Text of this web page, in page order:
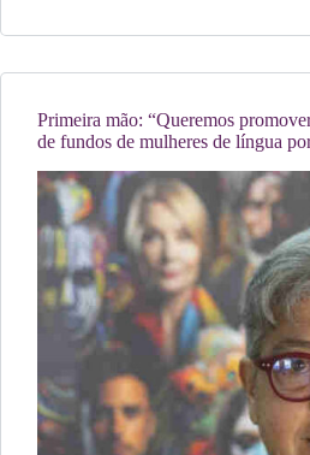
Primeira mão: “Queremos
de fundos de mulheres de língua